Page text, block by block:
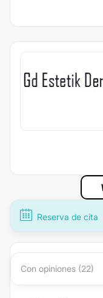
Reserva de cita
Con opiniones (22)